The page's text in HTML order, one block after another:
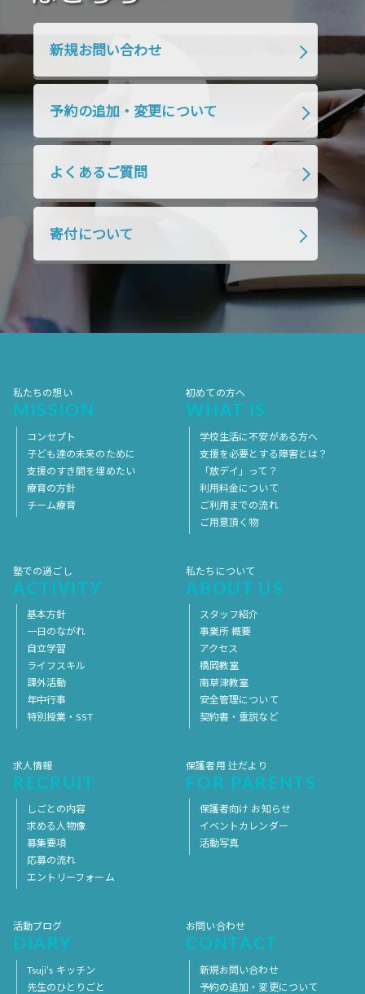
2019年9月
2019年4月
2018年7月 2018年6月
2018年4月 2018年3月 2018年2月
2018年1月 2017年12月
2017年10月 2017年9月 2017年8月
2017年5月
2017年4月
新規お問い合わせ
予約の追加・変更について
よくあるご質問
寄付について
私たちの想い
MISSION
コンセプト
子ども達の未来のために
支援のすき間を埋めたい
療育の方針
チーム療育
初めての方へ
WHAT IS
学校生活に不安がある方へ
支援を必要とする障害とは？
「放デイ」って？
利用料金について
ご利用までの流れ
ご用意頂く物
塾での過ごし
ACTIVITY
基本方針
一日のながれ
自立学習
ライフスキル
課外活動
年中行事
特別授業・SST
私たちについて
ABOUT US
スタッフ紹介
事業所 概要
アクセス
橋岡教室
南草津教室
安全管理について
契約書・重説など
求人情報
RECRUIT
しごとの内容
求める人物像
募集要項
応募の流れ
エントリーフォーム
保護者用 辻だより
FOR PARENTS
保護者向け お知らせ
イベントカレンダー
活動写真
活動ブログ
DIARY
Tsuji’s キッチン
先生のひとりごと
お問い合わせ
CONTACT
新規お問い合わせ
予約の追加・変更について